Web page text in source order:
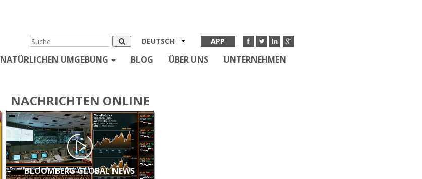
APP
DEUTSCH
NATÜRLICHEN UMGEBUNG BLOG ÜBER UNS UNTERNEHMEN
NACHRICHTEN ONLINE
BLOOMBERG GLOBAL NEWS